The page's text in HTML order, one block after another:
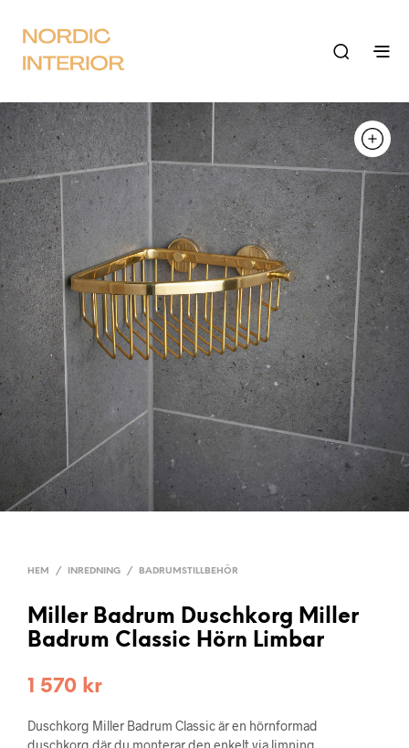
HEM / INREDNING / BADRUMSTILLBEHÖR
Miller Badrum Duschkorg Miller
Badrum Classic Hörn Limbar
1 570 kr
Duschkorg Miller Badrum Classic är en hörnformad
duschkorg där du monterar den enkelt via limning.